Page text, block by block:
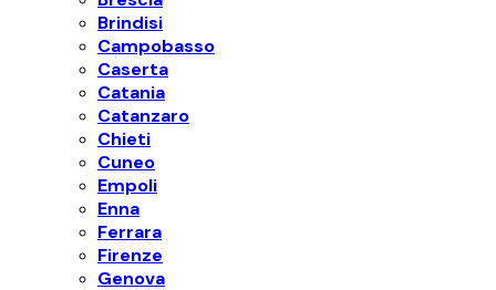
Brindisi
Campobasso
Caserta
Catania
Catanzaro
Chieti
Cuneo
Empoli
Enna
Ferrara
Firenze
Genova